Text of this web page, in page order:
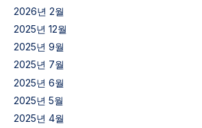
2026년 2월
2025년 12월
2025년 9월
2025년 7월
2025년 6월
2025년 5월
2025년 4월